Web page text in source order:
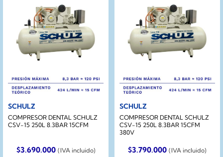
SCHULZ
COMPRESOR DENTAL SCHULZ
CSV-15 250L 8.3BAR 15CFM
$3.690.000 (IVA incluido)
SCHULZ
COMPRESOR DENTAL SCHULZ
CSV-15 250L 8.3BAR 15CFM
380V
$3.790.000 (IVA incluido)